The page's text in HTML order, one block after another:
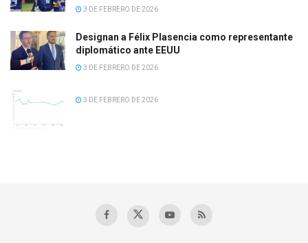
3 DE FEBRERO DE 2026
Designan a Félix Plasencia como representante
diplomático ante EEUU
3 DE FEBRERO DE 2026
3 DE FEBRERO DE 2026